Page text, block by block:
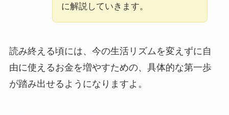
に解説していきます。
読み終える頃には、今の生活リズムを変えずに自
由に使えるお金を増やすための、具体的な第一歩
が踏み出せるようになりますよ。